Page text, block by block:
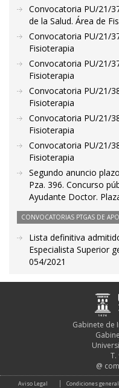
Convocatoria PU/21/
de la Salud. Área de
Convocatoria PU/21/
Fisioterapia
Convocatoria PU/21/
Fisioterapia
Convocatoria PU/21/
Fisioterapia
Convocatoria PU/21/
Fisioterapia
Convocatoria PU/21/
Fisioterapia
Segundo anuncio
Pza. 396. Concurso
Ayudante Doctor.
CONVOCATORIAS PTGAS DE
Lista definitiva
Especialista Superior
054/2021
Gabinete de
T.
@
Aviso Legal Condiciones